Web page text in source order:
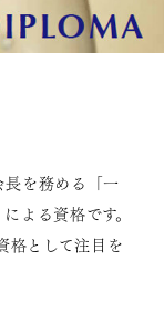
を務める「一
よる資格です。
格として注目を